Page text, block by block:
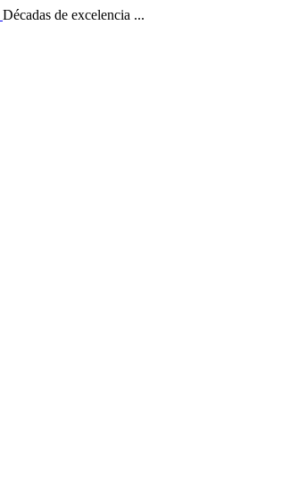
Décadas de excelencia ...